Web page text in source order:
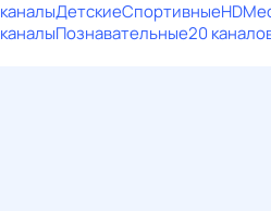
каналыДетскиеСпортивныеHD
каналыПознавательные20